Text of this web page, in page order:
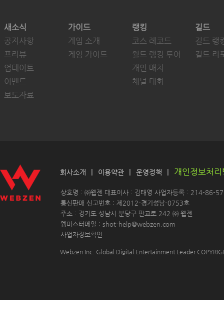
새소식
공지사항
프리뷰
업데이트
이벤트
보도자료
가이드
게임 소개
게임 가이드
랭킹
코스 레코드
월드 랭킹 투어
개인 매치
채널 대회
길드
길드 랭
길드 리
회사소개 | 이용약관 | 운영정책 | 개인정보처
상호명 : ㈜웹젠 대표이사 : 김태영 사업자등록 : 214-86-
통신판매 신고번호 : 제2012-경기성남-0753호
주소 : 경기도 성남시 분당구 판교로 242 ㈜ 웹젠
웹마스터메일 : shot-help@webzen.com
사업자정보확인
Webzen Inc. Global Digital Entertainment Leader